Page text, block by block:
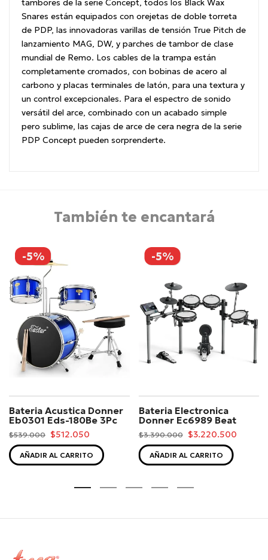
tambores de la serie Concept, todos los Black Wax
Snares están equipados con orejetas de doble torreta
de PDP, las innovadoras varillas de tensión True Pitch de
lanzamiento MAG, DW, y parches de tambor de clase
mundial de Remo. Los cables de la trampa están
completamente cromados, con bobinas de acero al
carbono y placas terminales de latón, para una textura y
un control excepcionales. Para el espectro de sonido
versátil del arce, combinado con un acabado simple
pero sublime, las cajas de arce de cera negra de la serie
PDP Concept pueden sorprenderte.
También te encantará
-5%
Bateria Acustica Donner
Eb0301 Eds-180Be 3Pc
$539.000 $512.050
AÑADIR AL CARRITO
-5%
Bateria Electronica
Donner Ec6989 Beat
$3.390.000 $3.220.500
AÑADIR AL CARRITO